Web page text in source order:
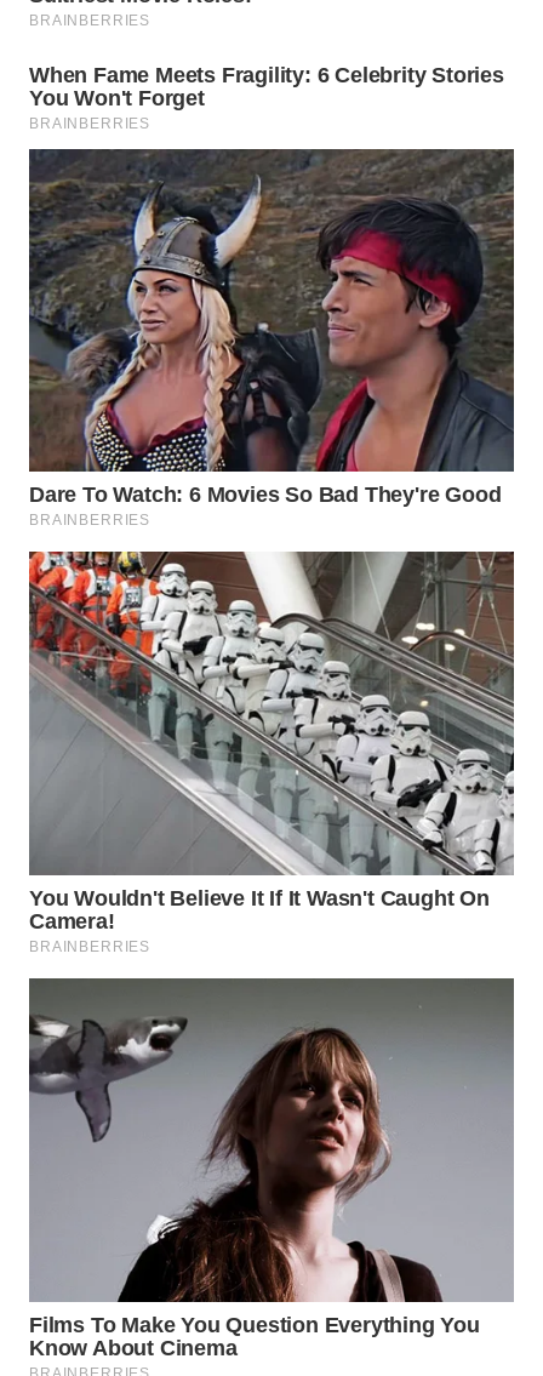
SERIBU
WN
TANGERANG
WN
BINJAI
WN
CIREBON
WN
INDRAMAYU
WN
KUNINGAN
WN
MAJALENGKA
WN
SUBANG
WN
SUKABUMI
PRIANGAN
TIMUR
SEMARANG
WN
SOLO
WN